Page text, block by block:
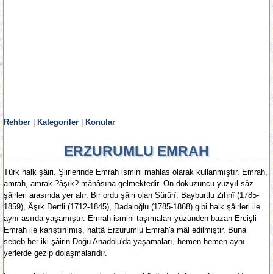
Rehber Kategoriler Konular
ERZURUMLU EMRAH
Türk halk şâiri. Şiirlerinde Emrah ismini mahlas olarak kullanmıştır. Emrah,
amrah, amrak ?âşık? mânâsına gelmektedir. On dokuzuncu yüzyıl sâz
şâirleri arasında yer alır. Bir ordu şâiri olan Sürûrî, Bayburtlu Zihnî (1785-
1859), Âşık Dertli (1712-1845), Dadaloğlu (1785-1868) gibi halk şâirleri ile
aynı asırda yaşamıştır. Emrah ismini taşımaları yüzünden bazan Ercişli
Emrah ile karıştırılmış, hattâ Erzurumlu Emrah'a mâl edilmiştir. Buna
sebeb her iki şâirin Doğu Anadolu'da yaşamaları, hemen hemen aynı
yerlerde gezip dolaşmalarıdır.